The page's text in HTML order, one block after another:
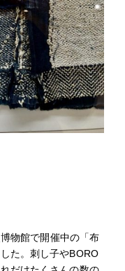
物館で開催中の「布
た。刺し子やBORO